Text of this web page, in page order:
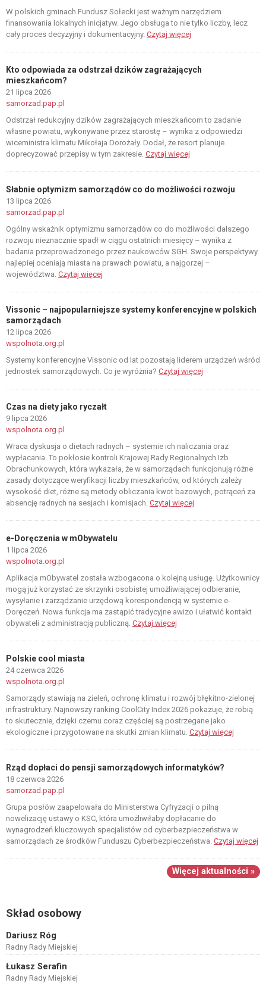
W polskich gminach Fundusz Sołecki jest ważnym narzędziem
finansowania lokalnych inicjatyw. Jego obsługa to nie tylko liczby, lecz
cały proces decyzyjny i dokumentacyjny. Czytaj więcej
Kto odpowiada za odstrzał dzików zagrażających
mieszkańcom?
21 lipca 2026
samorzad.pap.pl
Odstrzał redukcyjny dzików zagrażających mieszkańcom to zadanie
własne powiatu, wykonywane przez starostę – wynika z odpowiedzi
wiceministra klimatu Mikołaja Dorożały. Dodał, że resort planuje
doprecyzować przepisy w tym zakresie. Czytaj więcej
Słabnie optymizm samorządów co do możliwości rozwoju
13 lipca 2026
samorzad.pap.pl
Ogólny wskaźnik optymizmu samorządów co do możliwości dalszego
rozwoju nieznacznie spadł w ciągu ostatnich miesięcy – wynika z
badania przeprowadzonego przez naukowców SGH. Swoje perspektywy
najlepiej oceniają miasta na prawach powiatu, a najgorzej –
województwa. Czytaj więcej
Vissonic – najpopularniejsze systemy konferencyjne w polskich
samorządach
12 lipca 2026
wspolnota.org.pl
Systemy konferencyjne Vissonic od lat pozostają liderem urządzeń wśród
jednostek samorządowych. Co je wyróżnia? Czytaj więcej
Czas na diety jako ryczałt
9 lipca 2026
wspolnota.org.pl
Wraca dyskusja o dietach radnych – systemie ich naliczania oraz
wypłacania. To pokłosie kontroli Krajowej Rady Regionalnych Izb
Obrachunkowych, która wykazała, że w samorządach funkcjonują różne
zasady dotyczące weryfikacji liczby mieszkańców, od których zależy
wysokość diet, różne są metody obliczania kwot bazowych, potrąceń za
absencję radnych na sesjach i komisjach. Czytaj więcej
e-Doręczenia w mObywatelu
1 lipca 2026
wspolnota.org.pl
Aplikacja mObywatel została wzbogacona o kolejną usługę. Użytkownicy
mogą już korzystać ze skrzynki osobistej umożliwiającej odbieranie,
wysyłanie i zarządzanie urzędową korespondencją w systemie e-
Doręczeń. Nowa funkcja ma zastąpić tradycyjne awizo i ułatwić kontakt
obywateli z administracją publiczną. Czytaj więcej
Polskie cool miasta
24 czerwca 2026
wspolnota.org.pl
Samorządy stawiają na zieleń, ochronę klimatu i rozwój błękitno-zielonej
infrastruktury. Najnowszy ranking CoolCity Index 2026 pokazuje, że robią
to skutecznie, dzięki czemu coraz częściej są postrzegane jako
ekologiczne i przygotowane na skutki zmian klimatu. Czytaj więcej
Rząd dopłaci do pensji samorządowych informatyków?
18 czerwca 2026
samorzad.pap.pl
Grupa posłów zaapelowała do Ministerstwa Cyfryzacji o pilną
nowelizację ustawy o KSC, która umożliwiłaby dopłacanie do
wynagrodzeń kluczowych specjalistów od cyberbezpieczeństwa w
samorządach ze środków Funduszu Cyberbezpieczeństwa. Czytaj więcej
Więcej aktualności »
Skład osobowy
Dariusz Róg
Radny Rady Miejskiej
Łukasz Serafin
Radny Rady Miejskiej